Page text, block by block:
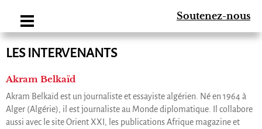
Soutenez-nous
LES INTERVENANTS
Akram Belkaïd
Akram Belkaïd est un journaliste et essayiste algérien. Né en 1964 à
Alger (Algérie), il est journaliste au Monde diplomatique. Il collabore
aussi avec le site Orient XXI, les publications Afrique magazine et